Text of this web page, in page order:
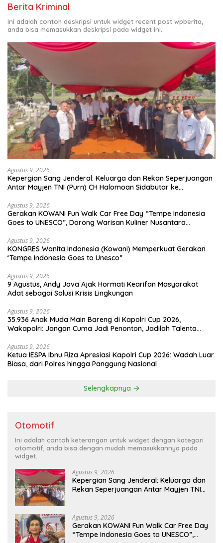
Berita Kriminal
Ini adalah contoh deskripsi untuk widget recent post wpberita,
anda bisa memasukkan deskripsi pada widget ini.
Agustus 9, 2026
Kepergian Sang Jenderal: Keluarga dan Rekan Seperjuangan
Antar Mayjen TNI (Purn) CH Halomoan Sidabutar ke
Agustus 9, 2026
Gerakan KOWANI Fun Walk Car Free Day “Tempe Indonesia
Goes to UNESCO”, Dorong Warisan Kuliner Nusantara
Agustus 9, 2026
KONGRES Wanita Indonesia (Kowani) Memperkuat Gerakan
‘Tempe Indonesia Goes to Unesco”
Agustus 9, 2026
9 Agustus, Andy Java Ajak Hormati Kearifan Masyarakat
Adat sebagai Solusi Krisis Lingkungan
Agustus 9, 2026
35.936 Anak Muda Main Bareng di Kapolri Cup 2026,
Wakapolri: Jangan Cuma Jadi Penonton, Jadilah Talenta
Agustus 9, 2026
Ketua IESPA Ibnu Riza Apresiasi Kapolri Cup 2026: Wadah Luar
Biasa, dari Polres hingga Panggung Nasional
Selengkapnya
Otomotif
Ini adalah contoh keterangan untuk widget dengan kategori
otomotif, anda bisa dengan mudah memasukkannya pada
widget.
Agustus 9, 2026
Kepergian Sang Jenderal: Keluarga dan
Rekan Seperjuangan Antar Mayjen TNI
Agustus 9, 2026
Gerakan KOWANI Fun Walk Car Free Day
“Tempe Indonesia Goes to UNESCO”,